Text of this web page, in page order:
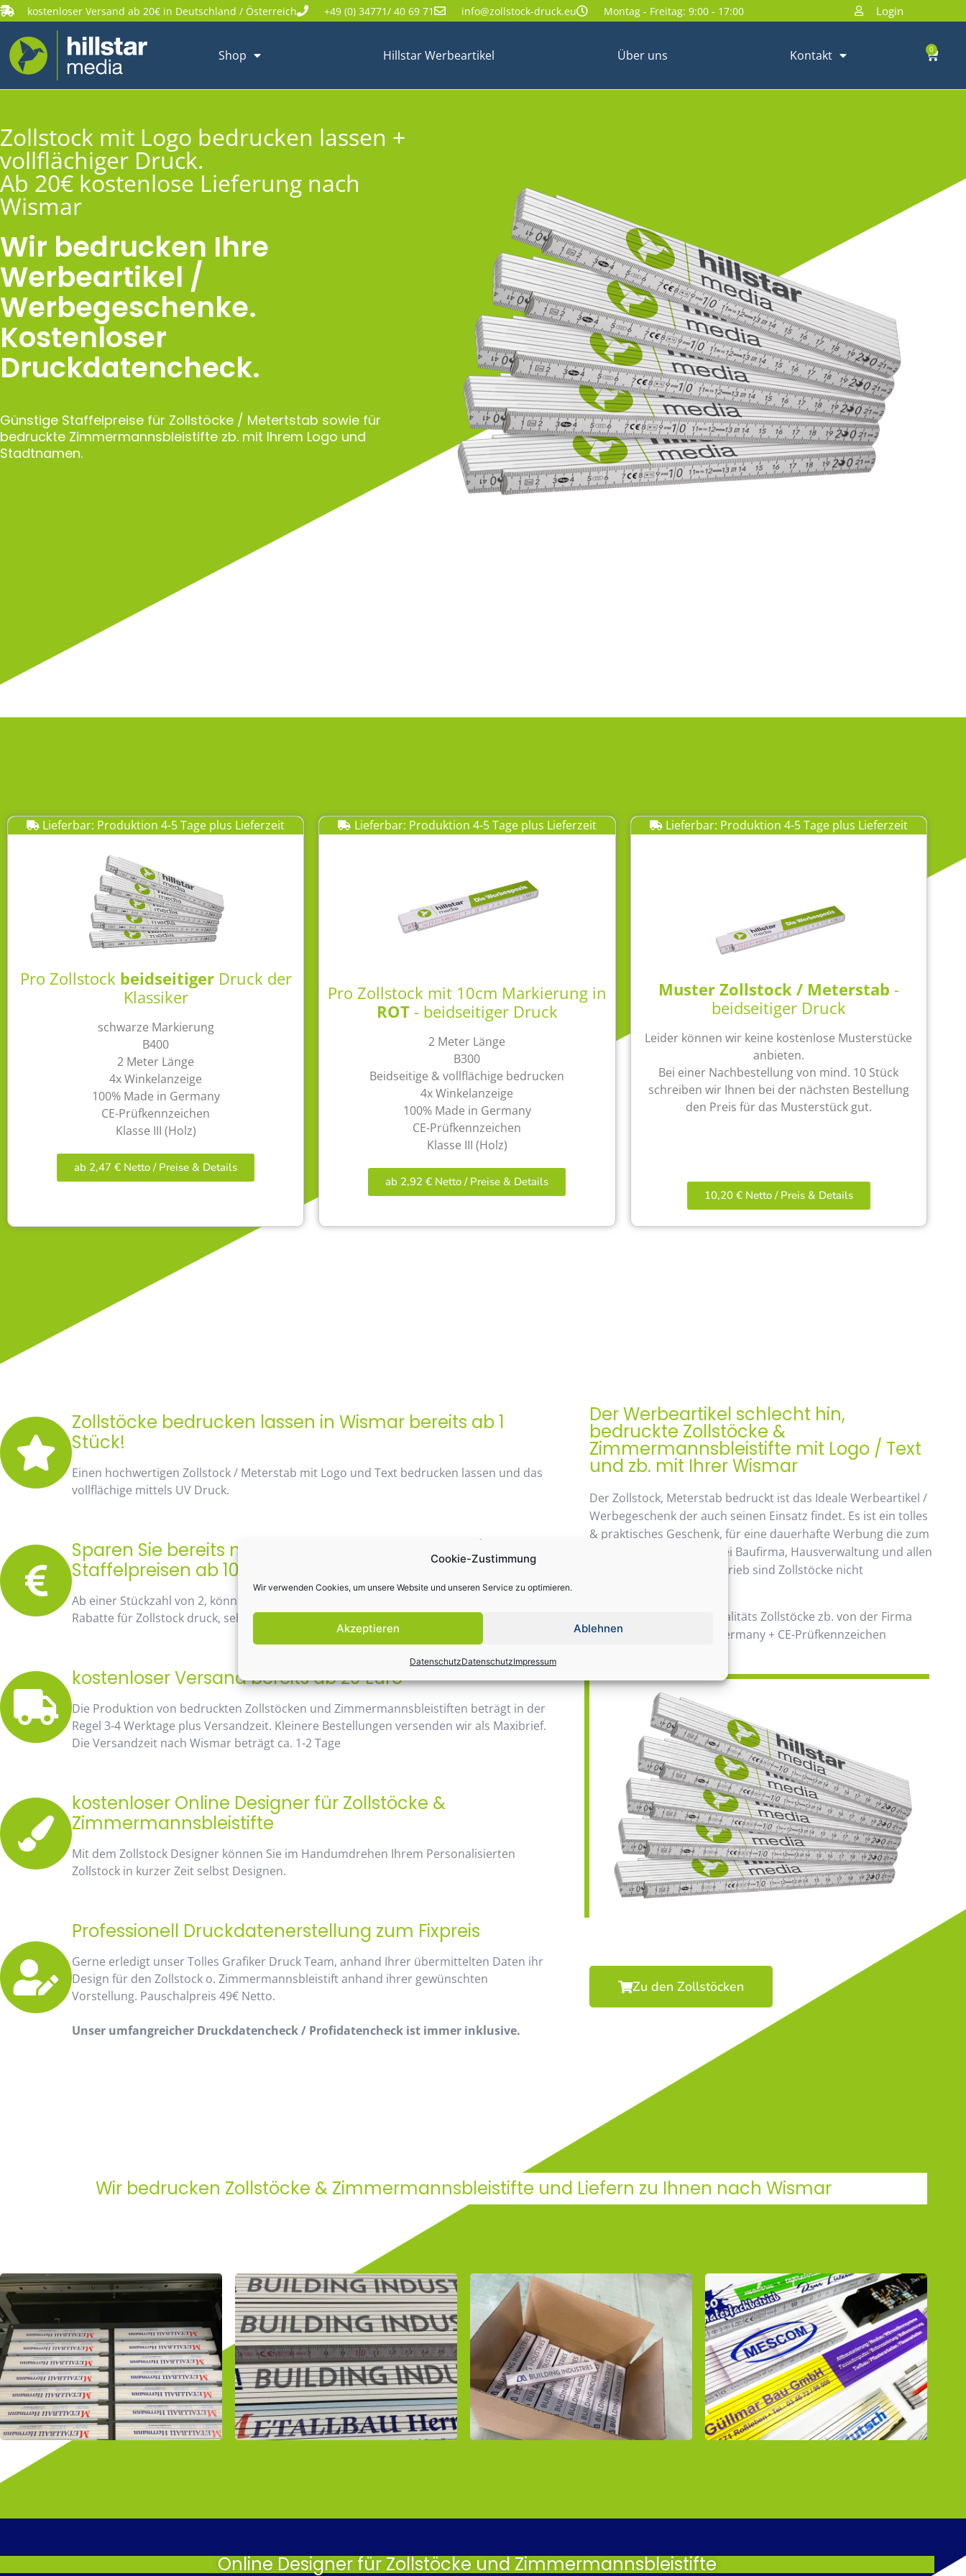
Cookie-Zustimmung
Wir verwenden Cookies, um unsere Website und unseren Service zu optimieren.
Akzeptieren Ablehnen
DatenschutzDatenschutzImpressum
kostenloser Versand ab 20€ in Deutschland / Österreich +49 (0) 34771/ 40 69 71 info@zollstock-druck.eu Montag - Freitag: 9:00 - 17:00 Login
Shop Hillstar Werbeartikel Über uns Kontakt 0
Zollstock mit Logo bedrucken lassen +
vollflächiger Druck.
Ab 20€ kostenlose Lieferung nach
Wismar
Wir bedrucken Ihre
Werbeartikel /
Werbegeschenke.
Kostenloser
Druckdatencheck.
Günstige Staffelpreise für Zollstöcke / Metertstab sowie für
bedruckte Zimmermannsbleistifte zb. mit Ihrem Logo und
Stadtnamen.
Lieferbar: Produktion 4-5 Tage plus Lieferzeit
Pro Zollstock beidseitiger Druck der
Klassiker
schwarze Markierung
B400
2 Meter Länge
4x Winkelanzeige
100% Made in Germany
CE-Prüfkennzeichen
Klasse III (Holz)
ab 2,47 € Netto / Preise & Details
Lieferbar: Produktion 4-5 Tage plus Lieferzeit
Pro Zollstock mit 10cm Markierung in
ROT- beidseitiger Druck
2 Meter Länge
B300
Beidseitige & vollflächige bedrucken
4x Winkelanzeige
100% Made in Germany
CE-Prüfkennzeichen
Klasse III (Holz)
ab 2,92 € Netto / Preise & Details
Lieferbar: Produktion 4-5 Tage plus Lieferzeit
Muster Zollstock / Meterstab -
beidseitiger Druck
Leider können wir keine kostenlose Musterstücke
anbieten.
Bei einer Nachbestellung von mind. 10 Stück
schreiben wir Ihnen bei der nächsten Bestellung
den Preis für das Musterstück gut.
10,20 € Netto / Preis & Details
Zollstöcke bedrucken lassen in Wismar bereits ab 1
Stück!
Einen hochwertigen Zollstock / Meterstab mit Logo und Text bedrucken lassen und das
vollflächige mittels UV Druck.
Sparen Sie bereits mit unserem Mengenrabatt /
Staffelpreisen ab 10 Stück fast 48%
Ab einer Stückzahl von 2, können Sie bereits von unserem Mengenrabatt profitieren. Die
Rabatte für Zollstock druck, sehen Sie sofort anhand der Staffelpreise.
kostenloser Versand bereits ab 20 Euro
Die Produktion von bedruckten Zollstöcken und Zimmermannsbleistiften beträgt in der
Regel 3-4 Werktage plus Versandzeit. Kleinere Bestellungen versenden wir als Maxibrief.
Die Versandzeit nach Wismar beträgt ca. 1-2 Tage
kostenloser Online Designer für Zollstöcke &
Zimmermannsbleistifte
Mit dem Zollstock Designer können Sie im Handumdrehen Ihrem Personalisierten
Zollstock in kurzer Zeit selbst Designen.
Professionell Druckdatenerstellung zum Fixpreis
Gerne erledigt unser Tolles Grafiker Druck Team, anhand Ihrer übermittelten Daten ihr
Design für den Zollstock o. Zimmermannsbleistift anhand ihrer gewünschten
Vorstellung. Pauschalpreis 49€ Netto.
Unser umfangreicher Druckdatencheck / Profidatencheck ist immer inklusive.
Der Werbeartikel schlecht hin,
bedruckte Zollstöcke &
Zimmermannsbleistifte mit Logo / Text
und zb. mit Ihrer Wismar
Der Zollstock, Meterstab bedruckt ist das Ideale Werbeartikel /
Werbegeschenk der auch seinen Einsatz findet. Es ist ein tolles
& praktisches Geschenk, für eine dauerhafte Werbung die zum
Einsatz kommt. Beliebt bei Baufirma, Hausverwaltung und allen
möglichen Handwerksbetrieb sind Zollstöcke nicht
Daher wir verwenden Qualitäts Zollstöcke zb. von der Firma
Bauma / 100% Made in Germany + CE-Prüfkennzeichen
Zu den Zollstöcken
Wir bedrucken Zollstöcke & Zimmermannsbleistifte und Liefern zu Ihnen nach Wismar
Online Designer für Zollstöcke und Zimmermannsbleistifte